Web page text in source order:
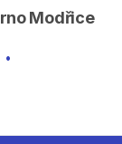
Modřice
•